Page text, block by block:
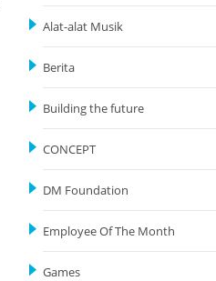
Alat-alat Musik
Berita
Building the future
CONCEPT
DM Foundation
Employee Of The Month
Games